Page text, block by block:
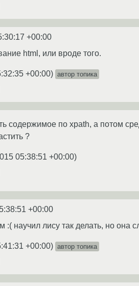
+00:00
html, или вроде того.
+00:00) автор топика
содержимое по xpath, а потом
?
05:38:51 +00:00)
+00:00
:( научил лису так делать, но она
+00:00) автор топика